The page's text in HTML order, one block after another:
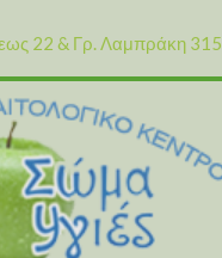
22 & Γρ. Λαμπράκη 315